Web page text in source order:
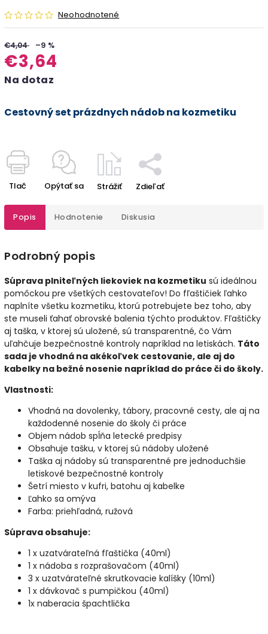
Neohodnotené
€4,04 –9 %
€3,64
Na dotaz
Cestovný set prázdnych nádob na kozmetiku
Tlač Opýtať sa Strážiť Zdieľať
Popis Hodnotenie Diskusia
Podrobný popis
Súprava plniteľných liekoviek na kozmetiku sú ideálnou
pomôckou pre všetkých cestovateľov! Do fľaštičiek ľahko
naplníte všetku kozmetiku, ktorú potrebujete bez toho, aby
ste museli ťahať obrovské balenia týchto produktov. Fľaštičky
aj taška, v ktorej sú uložené, sú transparentné, čo Vám
uľahčuje bezpečnostné kontroly napríklad na letiskách. Táto
sada je vhodná na akékoľvek cestovanie, ale aj do
kabelky na bežné nosenie napríklad do práce či do školy.
Vlastnosti:
Vhodná na dovolenky, tábory, pracovné cesty, ale aj na
každodenné nosenie do školy či práce
Objem nádob spĺňa letecké predpisy
Obsahuje tašku, v ktorej sú nádoby uložené
Taška aj nádoby sú transparentné pre jednoduchšie
letiskové bezpečnostné kontroly
Šetrí miesto v kufri, batohu aj kabelke
Ľahko sa omýva
Farba: priehľadná, ružová
Súprava obsahuje:
1 x uzatvárateľná fľaštička (40ml)
1 x nádoba s rozprašovačom (40ml)
3 x uzatvárateľné skrutkovacie kalíšky (10ml)
1 x dávkovač s pumpičkou (40ml)
1x naberacia špachtlička